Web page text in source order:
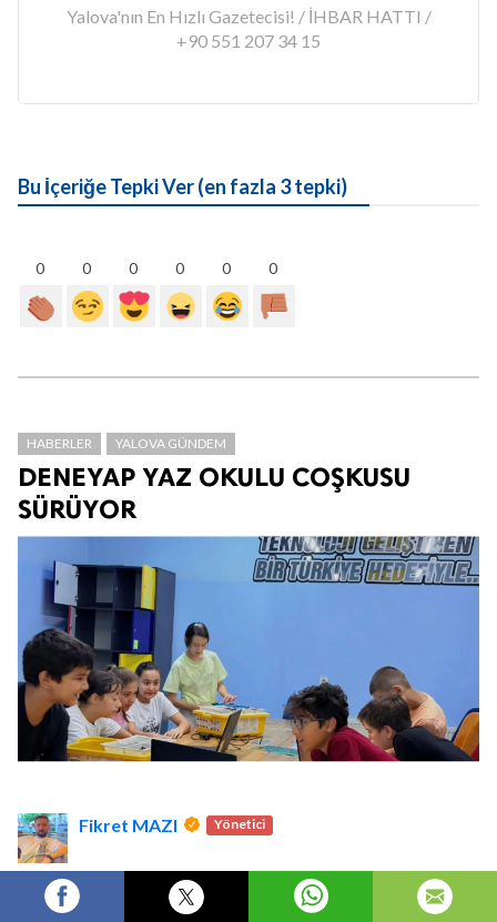
Yalova'nın En Hızlı Gazetecisi! / İHBAR HATTI /
+90 551 207 34 15
Bu İçeriğe Tepki Ver (en fazla 3 tepki)
0 0 0 0 0 0
HABERLER YALOVA GÜNDEM
DENEYAP YAZ OKULU COŞKUSU
SÜRÜYOR
Fikret MAZI Yönetici
Yalova Deneyap Teknoloji Atölyeleri’nde devam
eden Yaz Okulu programında öğrenciler, tasarım